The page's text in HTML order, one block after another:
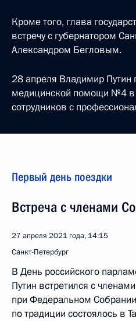
Кроме того, глава
встречу с губернатором
Александром Бегловым.
28 апреля Владимир Путин
медицинской помощи №4 в
сотрудников с
Первый день поездки
Встреча с членами
27 апреля 2021 года, 14:15
Санкт-Петербург
В День российского
Путин встретился с
при Федеральном
по традиции состоялось в